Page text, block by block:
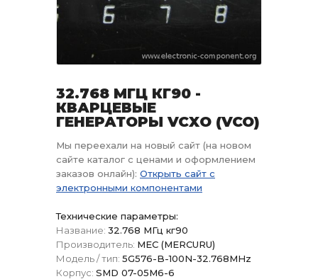
32.768 МГЦ КГ90 -
КВАРЦЕВЫЕ
ГЕНЕРАТОРЫ VCXO (VCO)
Мы переехали на новый сайт (на новом
сайте каталог с ценами и оформлением
заказов онлайн): Открыть сайт с
электронными компонентами
Технические параметры:
Название: 32.768 МГц кг90
Производитель: МЕС (MERCURU)
Модель / тип: 5G576-B-100N-32.768MHz
Корпус: SMD 07-05M6-6